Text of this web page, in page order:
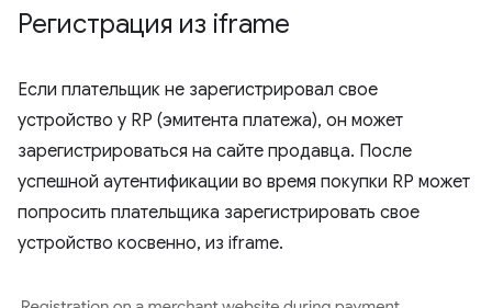
Регистрация из iframe
Если плательщик не зарегистрировал свое
устройство у RP (эмитента платежа), он может
зарегистрироваться на сайте продавца. После
успешной аутентификации во время покупки RP может
попросить плательщика зарегистрировать свое
устройство косвенно, из iframe.